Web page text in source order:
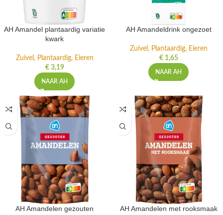
AH Amandel plantaardig variatie
kwark
Zuivel, Plantaardig, Eieren
€3,19
NAAR AH
AH Amandeldrink ongezoet
Zuivel, Plantaardig, Eieren
€1,65
NAAR AH
AH Amandelen gezouten AH Amandelen met rooksmaak